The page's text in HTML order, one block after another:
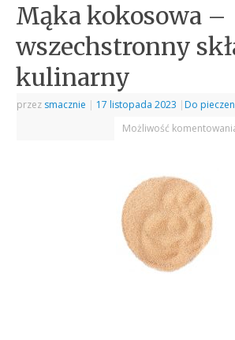
Mąka kokosowa –
wszechstronny
kulinarny
przez smacznie | 17 listopada 2023 | Do
Możliwość